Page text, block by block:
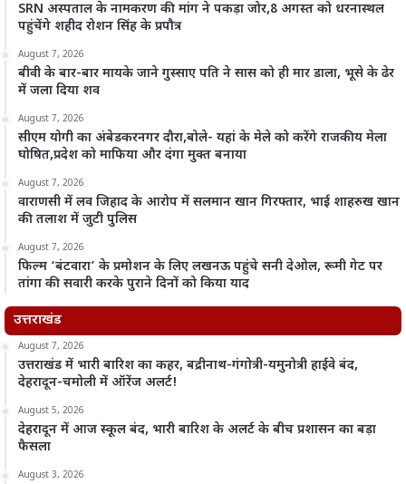
SRN अस्पताल के नामकरण की मांग ने पकड़ा जोर,8 अगस्त को धरनास्थल
पहुंचेंगे शहीद रोशन सिंह के प्रपौत्र
August 7, 2026
बीवी के बार-बार मायके जाने गुस्साए पति ने सास को ही मार डाला, भूसे के ढेर
में जला दिया शव
August 7, 2026
सीएम योगी का अंबेडकरनगर दौरा,बोले- यहां के मेले को करेंगे राजकीय मेला
घोषित,प्रदेश को माफिया और दंगा मुक्त बनाया
August 7, 2026
वाराणसी में लव जिहाद के आरोप में सलमान खान गिरफ्तार, भाई शाहरुख खान
की तलाश में जुटी पुलिस
August 7, 2026
फिल्म ‘बंटवारा’ के प्रमोशन के लिए लखनऊ पहुंचे सनी देओल, रूमी गेट पर
तांगा की सवारी करके पुराने दिनों को किया याद
उत्तराखंड
August 7, 2026
उत्तराखंड में भारी बारिश का कहर, बद्रीनाथ-गंगोत्री-यमुनोत्री हाईवे बंद,
देहरादून-चमोली में ऑरेंज अलर्ट!
August 5, 2026
देहरादून में आज स्कूल बंद, भारी बारिश के अलर्ट के बीच प्रशासन का बड़ा
फैसला
August 3, 2026